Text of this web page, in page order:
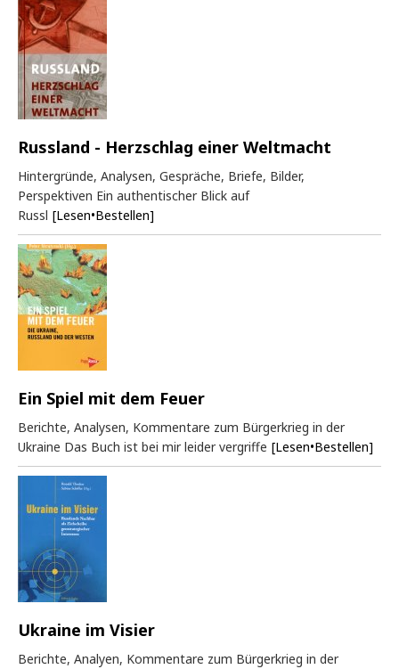
Russland - Herzschlag einer Weltmacht
Hintergründe, Analysen, Gespräche, Briefe, Bilder,
Perspektiven Ein authentischer Blick auf
Russl [Lesen•Bestellen]
Ein Spiel mit dem Feuer
Berichte, Analysen, Kommentare zum Bürgerkrieg in der
Ukraine Das Buch ist bei mir leider vergriffe [Lesen•Bestellen]
Ukraine im Visier
Berichte, Analyen, Kommentare zum Bürgerkrieg in der